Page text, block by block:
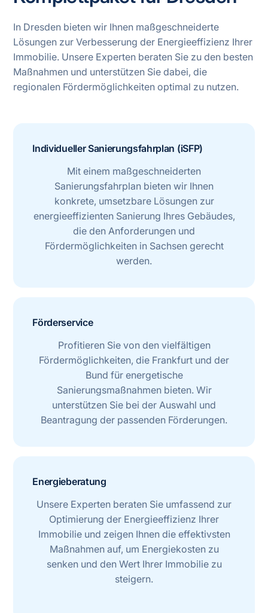
In Dresden bieten wir Ihnen maßgeschneiderte
Lösungen zur Verbesserung der Energieeffizienz Ihrer
Immobilie. Unsere Experten beraten Sie zu den besten
Maßnahmen und unterstützen Sie dabei, die
regionalen Fördermöglichkeiten optimal zu nutzen.
Individueller Sanierungsfahrplan (iSFP)
Mit einem maßgeschneiderten
Sanierungsfahrplan bieten wir Ihnen
konkrete, umsetzbare Lösungen zur
energieeffizienten Sanierung Ihres Gebäudes,
die den Anforderungen und
Fördermöglichkeiten in Sachsen gerecht
werden.
Förderservice
Profitieren Sie von den vielfältigen
Fördermöglichkeiten, die Frankfurt und der
Bund für energetische
Sanierungsmaßnahmen bieten. Wir
unterstützen Sie bei der Auswahl und
Beantragung der passenden Förderungen.
Energieberatung
Unsere Experten beraten Sie umfassend zur
Optimierung der Energieeffizienz Ihrer
Immobilie und zeigen Ihnen die effektivsten
Maßnahmen auf, um Energiekosten zu
senken und den Wert Ihrer Immobilie zu
steigern.